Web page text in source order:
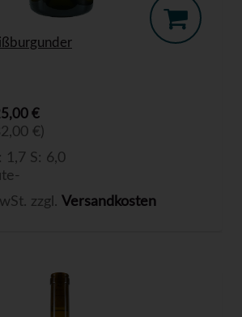
€
€)
1,7 S: 6,0
zzgl. Versandkosten